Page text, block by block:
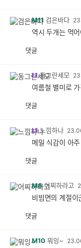
M11 검은바다
역시 두개는 먹
댓글
L1 동그란세모
여름철 별미로
댓글
L1 느낌하나
메밀 식감이 아
댓글
M6 어찌하라고
비빔면의 계절이
댓글
M10 뭐잉~